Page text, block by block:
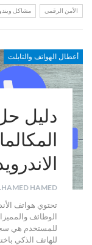
الأمن الرقمي مشاكل
أعطال الهواتف والتابلت
دليل
تحتوي هواتف
الوظائف
للمستخدم هي
للهاتف الذكي